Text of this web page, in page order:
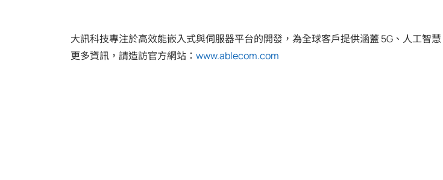
大訊科技專注於高效能嵌入式與伺服器平台的開發，為全球客戶提供涵蓋 5G、人工智
更多資訊，請造訪官方網站： www.ablecom.com